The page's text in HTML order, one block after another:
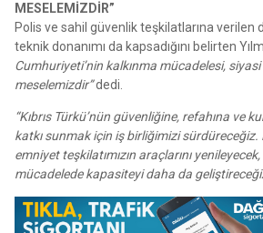
MESELEMİZDİR”
Polis ve sahil güvenlik teşkilatlarına verilen
teknik donanımı da kapsadığını belirten
Cumhuriyeti’nin kalkınma mücadelesi, siyasi
meselemizdir”dedi.
“Kıbrıs Türkü’nün güvenliğine, refahına ve
katkı sunmak için iş birliğimizi sürdüreceğiz.
emniyet teşkilatımızın araçlarını
mücadelede kapasiteyi daha da